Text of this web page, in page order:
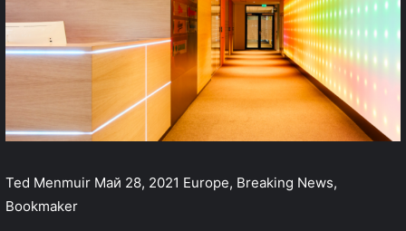
Ted Menmuir Май 28, 2021 Europe, Breaking News,
Bookmaker